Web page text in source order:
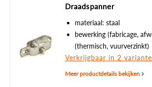
Draadspanner
materiaal: staal
bewerking (fabricage,
(thermisch, vuurverzinkt)
Verkrijgbaar in 2
Meer productdetails bekijken